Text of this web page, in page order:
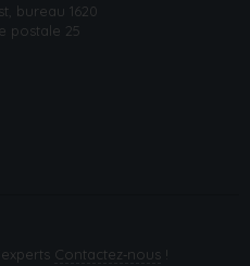
bureau 1620
postale 25
Contactez‑nous !